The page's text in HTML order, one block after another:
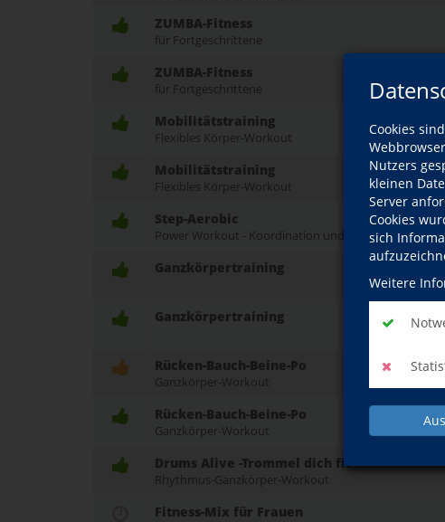
Cookies
Nutzers
kleinen
Server
Cookies
sich
Weitere
ZUMBA-Fitness
für Fortgeschrittene
ZUMBA-Fitness
für Fortgeschrittene
Mobilitätstraining
Flexibles Körper-Workout
Mobilitätstraining
Flexibles Körper-Workout
Step-Aerobic
Power Workout - Koordination und Kondition mit
Ganzkörpertraining
Ganzkörpertraining
Rücken-Bauch-Beine-Po
Ganzkörper-Workout
Rücken-Bauch-Beine-Po
Ganzkörper-Workout
Drums Alive -Trommel dich fit
Rhythmus-Ganzkörper-Workout
Fitness-Mix für Frauen